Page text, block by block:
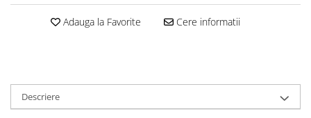
Adauga la Favorite Cere informatii
Descriere